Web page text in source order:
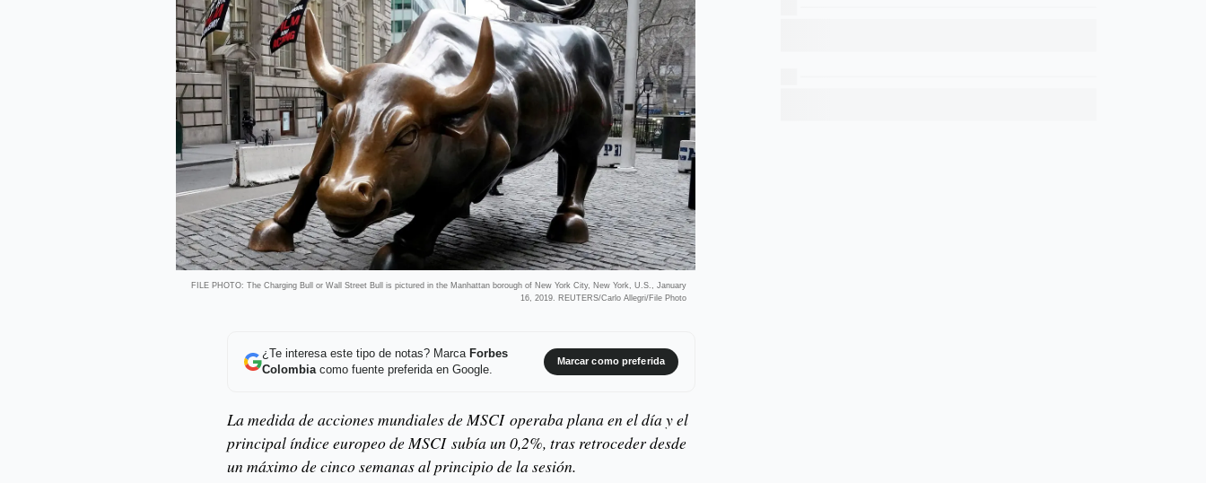
FILE PHOTO: The Charging Bull or Wall Street Bull is pictured in the Manhattan borough of New York City, New York, U.S., January
16, 2019. REUTERS/Carlo Allegri/File Photo
¿Te interesa este tipo de notas? Marca Forbes
Colombiacomo fuente preferida en Google.
Marcar como preferida
La medida de acciones mundiales de MSCI operaba plana en el día y el
principal índice europeo de MSCI subía un 0,2%, tras retroceder desde
un máximo de cinco semanas al principio de la sesión.